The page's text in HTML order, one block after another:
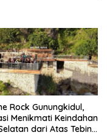
Rock Gunungkidul,
Menikmati Keindahan
dari Atas Tebing